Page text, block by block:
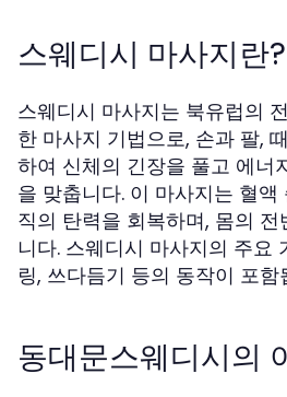
스웨디시 마사지란?
스웨디시 마사지는 북유럽의
한 마사지 기법으로, 손과 팔,
하여 신체의 긴장을 풀고 에너
을 맞춥니다. 이 마사지는 혈
직의 탄력을 회복하며, 몸의
니다. 스웨디시 마사지의 주요
링, 쓰다듬기 등의 동작이 포함
동대문스웨디시의